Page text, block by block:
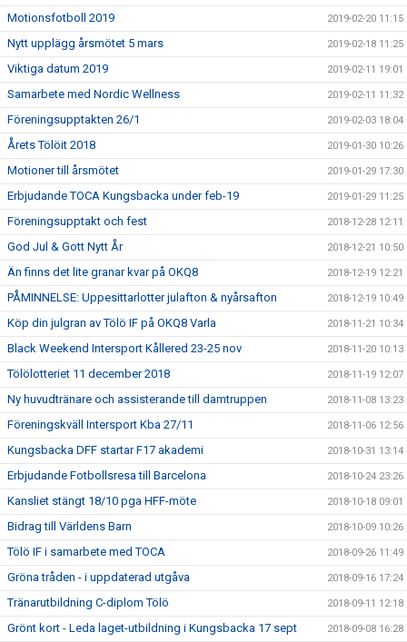
Motionsfotboll 2019 2019-02-20 11:15
Nytt upplägg årsmötet 5 mars 2019-02-18 11:25
Viktiga datum 2019 2019-02-11 19:01
Samarbete med Nordic Wellness 2019-02-11 11:32
Föreningsupptakten 26/1 2019-02-03 18:04
Årets Tölöit 2018 2019-01-30 10:26
Motioner till årsmötet 2019-01-29 17:30
Erbjudande TOCA Kungsbacka under feb-19 2019-01-29 11:25
Föreningsupptakt och fest 2018-12-28 12:11
God Jul & Gott Nytt År 2018-12-21 10:50
Än finns det lite granar kvar på OKQ8 2018-12-19 12:21
PÅMINNELSE: Uppesittarlotter julafton & nyårsafton 2018-12-19 10:49
Köp din julgran av Tölö IF på OKQ8 Varla 2018-11-21 10:34
Black Weekend Intersport Kållered 23-25 nov 2018-11-20 10:13
Tölölotteriet 11 december 2018 2018-11-19 12:07
Ny huvudtränare och assisterande till damtruppen 2018-11-08 13:23
Föreningskväll Intersport Kba 27/11 2018-11-06 12:56
Kungsbacka DFF startar F17 akademi 2018-10-31 13:14
Erbjudande Fotbollsresa till Barcelona 2018-10-24 23:26
Kansliet stängt 18/10 pga HFF-möte 2018-10-18 09:01
Bidrag till Världens Barn 2018-10-09 10:26
Tölö IF i samarbete med TOCA 2018-09-26 11:49
Gröna tråden - i uppdaterad utgåva 2018-09-16 17:24
Tränarutbildning C-diplom Tölö 2018-09-11 12:18
Grönt kort - Leda laget-utbildning i Kungsbacka 17 sept 2018-09-08 16:28